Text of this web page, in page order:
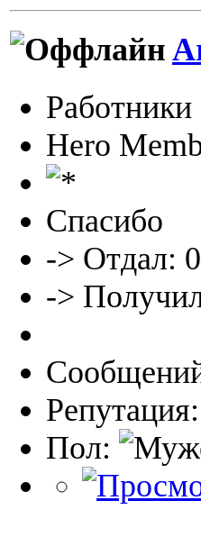
Hero
Спасибо
-> Отдал: 0
->
Пол: